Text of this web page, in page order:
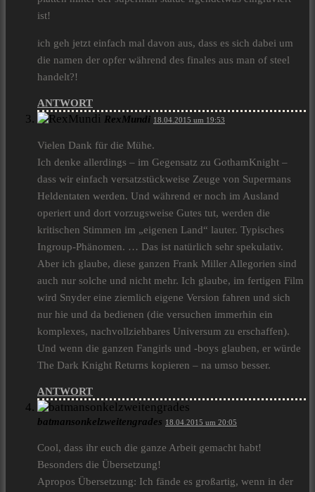
ist!
ich geh jetzt einfach mal davon aus, dass es sich dabei um
die namen der opfer während des finales aus man of steel
handelt?!
ANTWORT
RexMundi 18.04.2015 um 19:53
Vielen Dank für die Mühe.
Ich denke allerdings – im Gegensatz zu GothamKnight –
dass wir einfach versatzstückweise Zeuge von Supermans
Heldentaten werden. Und während er noch im Ausland
operiert und dort vorzugsweise Gutes tut, werden die
kritischen Stimmen im „eigenen Land“ lauter. Typisches
Ingroup-Phänomen. … Das ist natürlich sehr spekulativ.
Aber ich glaube, diese ganzen Frank Miller Allegorien sind
auch nur solche und nicht mehr. Ich glaube, im fertigen Film
wird Snyder eine ziemlich eigene Version fahren und sich
nur hie und da bedienen (die versuchen immerhin ein
komplexes, nachvollziehbares Universum zu erschaffen).
Und wenn die ganzen Fangirls und -boys glauben, er würde
The Dark Knight Returns kopieren – na umso besser.
ANTWORT
batmansonkelzweitengrades 18.04.2015 um 20:05
Cool, dass ihr euch die ganze Arbeit gemacht habt!
Besonders die Übersetzung!
Apropos Übersetzung: Ich fände es großartig, wenn in der